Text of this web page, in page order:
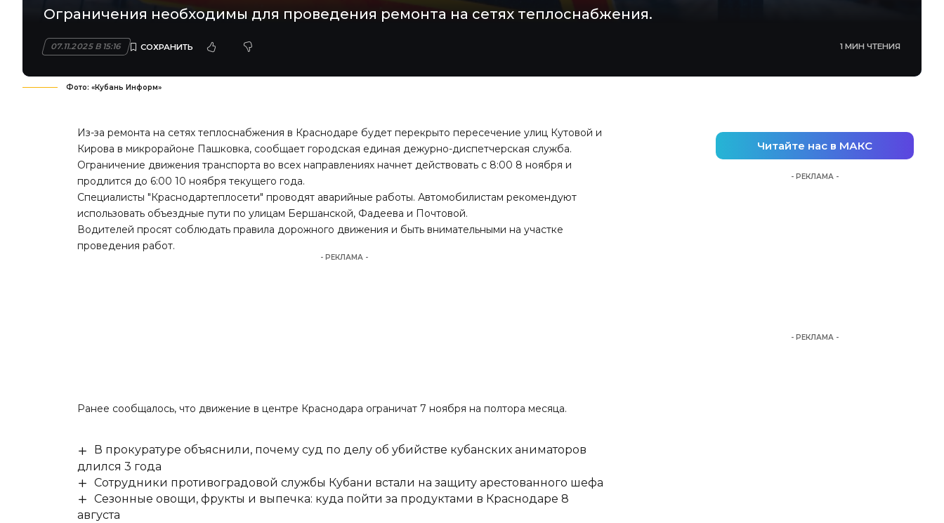
Ограничения необходимы для проведения ремонта на сетях теплоснабжения.
07.11.2025 В 15:16 1 МИН ЧТЕНИЯ
Фото: «Кубань Информ»
Из-за ремонта на сетях теплоснабжения в Краснодаре будет перекрыто пересечение улиц Кутовой и
Кирова в микрорайоне Пашковка, сообщает городская единая дежурно-диспетчерская служба.
Ограничение движения транспорта во всех направлениях начнет действовать с 8:00 8 ноября и
продлится до 6:00 10 ноября текущего года.
Специалисты "Краснодартеплосети" проводят аварийные работы. Автомобилистам рекомендуют
использовать объездные пути по улицам Бершанской, Фадеева и Почтовой.
Водителей просят соблюдать правила дорожного движения и быть внимательными на участке
проведения работ.
- РЕКЛАМА -
Ранее сообщалось, что движение в центре Краснодара ограничат 7 ноября на полтора месяца.
В прокуратуре объяснили, почему суд по делу об убийстве кубанских аниматоров
длился 3 года
Сотрудники противоградовой службы Кубани встали на защиту арестованного шефа
Сезонные овощи, фрукты и выпечка: куда пойти за продуктами в Краснодаре 8
августа
Читайте нас в МАКС
- РЕКЛАМА -
- РЕКЛАМА -